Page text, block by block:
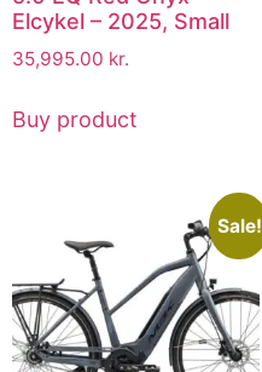
Elcykel – 2025, Small
35,995.00 kr.
Buy product
Sale!